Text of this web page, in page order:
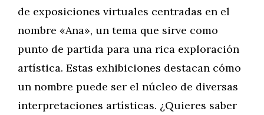
de exposiciones virtuales centradas en el
nombre «Ana», un tema que sirve como
punto de partida para una rica exploración
artística. Estas exhibiciones destacan cómo
un nombre puede ser el núcleo de diversas
interpretaciones artísticas. ¿Quieres saber